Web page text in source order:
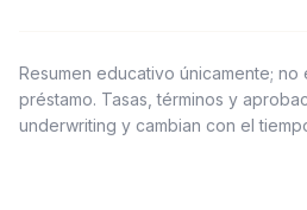
Resumen educativo únicamente; no
préstamo. Tasas, términos y
underwriting y cambian con el